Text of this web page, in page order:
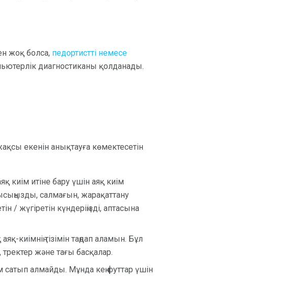
жоқ болса, педортистті немесе
диагностиканы қолданады.
екенін анықтауға көмектесетін
киім итіне бару үшін аяқ киім
салмағын, жарақаттану
/ жүгіретін күндеріңізді, аптасына
киімнің тізімін таңдап аламын. Бұл
және тағы басқалар.
сатып алмайды. Мұнда кең футтар үшін